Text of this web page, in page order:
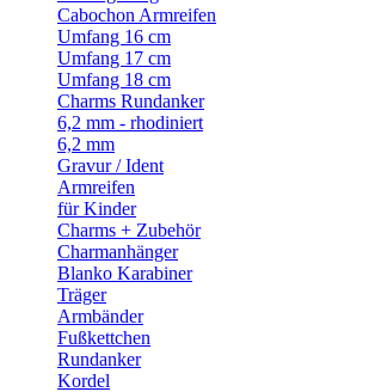
Cabochon Armreifen
Umfang 16 cm
Umfang 17 cm
Umfang 18 cm
Charms Rundanker
6,2 mm - rhodiniert
6,2 mm
Gravur / Ident
Armreifen
für Kinder
Charms + Zubehör
Charmanhänger
Blanko Karabiner
Träger
Armbänder
Fußkettchen
Rundanker
Kordel